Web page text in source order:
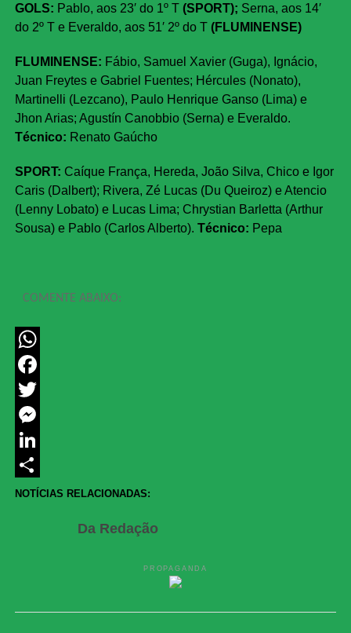
GOLS: Pablo, aos 23′ do 1º T (SPORT); Serna, aos 14′
do 2º T e Everaldo, aos 51′ 2º do T (FLUMINENSE)
FLUMINENSE: Fábio, Samuel Xavier (Guga), Ignácio,
Juan Freytes e Gabriel Fuentes; Hércules (Nonato),
Martinelli (Lezcano), Paulo Henrique Ganso (Lima) e
Jhon Arias; Agustín Canobbio (Serna) e Everaldo.
Técnico: Renato Gaúcho
SPORT: Caíque França, Hereda, João Silva, Chico e Igor
Caris (Dalbert); Rivera, Zé Lucas (Du Queiroz) e Atencio
(Lenny Lobato) e Lucas Lima; Chrystian Barletta (Arthur
Sousa) e Pablo (Carlos Alberto). Técnico: Pepa
COMENTE ABAIXO:
WhatsApp
Facebook
Twitter
Messenger
LinkedIn
Share
NOTÍCIAS RELACIONADAS:
Da Redação
PROPAGANDA